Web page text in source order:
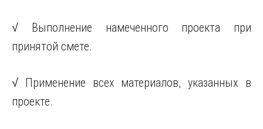
√ Выполнение намеченного проекта при
принятой смете.
√ Применение всех материалов, указанных в
проекте.